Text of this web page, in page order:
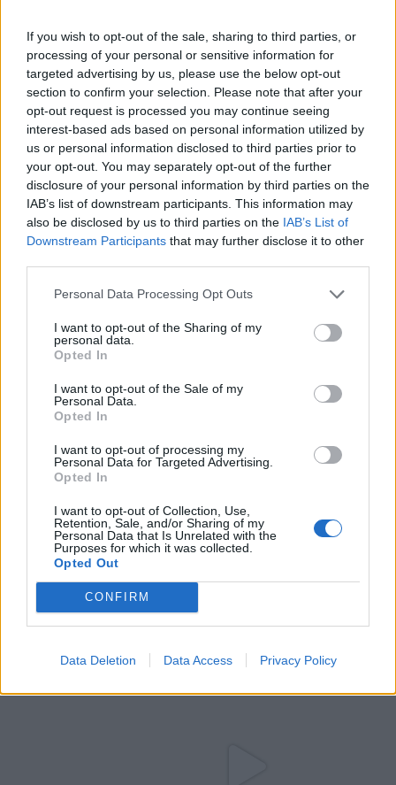
If you wish to opt-out of the sale, sharing to third parties, or
processing of your personal or sensitive information for
targeted advertising by us, please use the below opt-out
section to confirm your selection. Please note that after your
opt-out request is processed you may continue seeing
interest-based ads based on personal information utilized by
us or personal information disclosed to third parties prior to
your opt-out. You may separately opt-out of the further
disclosure of your personal information by third parties on the
IAB’s list of downstream participants. This information may
also be disclosed by us to third parties on the IAB’s List of
Downstream Participants that may further disclose it to other
Personal Data Processing Opt Outs
I want to opt-out of the Sharing of my
personal data.
Opted In
I want to opt-out of the Sale of my
Personal Data.
Opted In
I want to opt-out of processing my
Personal Data for Targeted Advertising.
Opted In
I want to opt-out of Collection, Use,
Retention, Sale, and/or Sharing of my
Personal Data that Is Unrelated with the
Purposes for which it was collected.
Opted Out
CONFIRM
Data Deletion Data Access Privacy Policy
OMEGR